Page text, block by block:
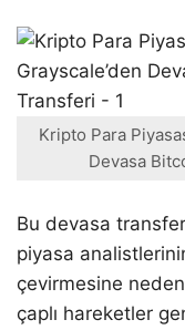
Kripto Para
Devasa
Bu devasa
piyasa
çevirmesine
çaplı hareketler